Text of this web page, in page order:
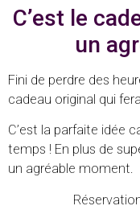
C’est le
un
Fini de perdre des
cadeau original qui
C’est la parfaite idée
temps ! En plus de
un agréable moment.